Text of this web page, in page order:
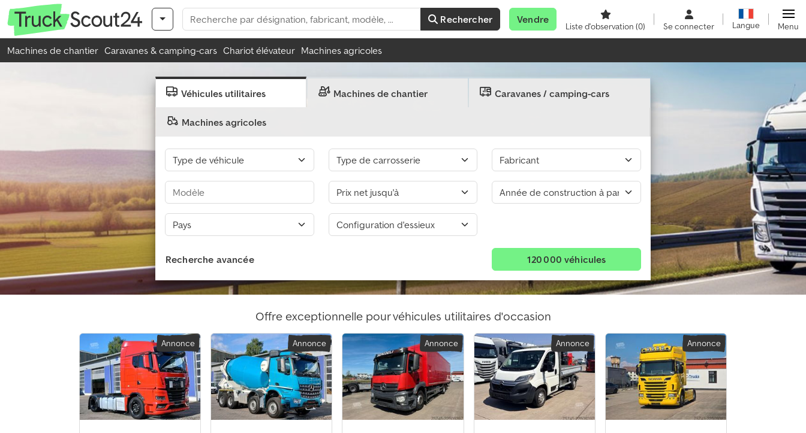
Rechercher Vendre
Liste d'observation (0) Se connecter Langue Menu
Machines de chantier Caravanes & camping-cars Chariot élévateur Machines agricoles
Véhicules utilitaires Machines de chantier Caravanes / camping-cars
Machines agricoles
Recherche avancée 120 000 véhicules
Offre exceptionnelle pour véhicules utilitaires d'occasion
Annonce Annonce Annonce Annonce Annonce